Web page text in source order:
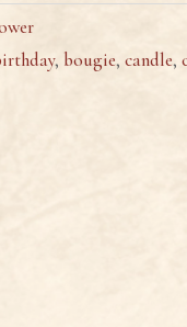
, bougie, candle,